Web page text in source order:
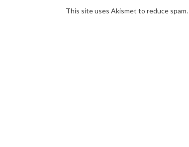
This site uses Akismet to reduce spam.